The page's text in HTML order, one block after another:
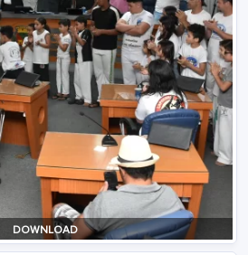
DOWNLOAD